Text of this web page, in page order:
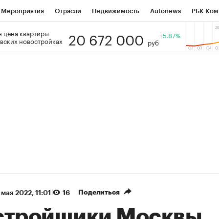
Мероприятия Отрасли Недвижимость Autonews РБК
РБК Образование Тренды
цена квартиры
новостройках
20 672 000 руб
+5.87%
2022, 11:01 16 Поделиться